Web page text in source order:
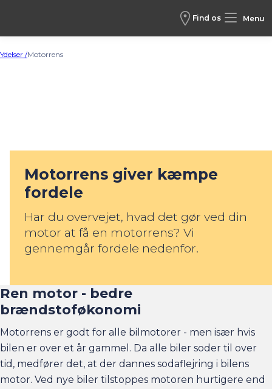
Find os Menu
Ydelser /Motorrens
Motorrens giver kæmpe
fordele
Har du overvejet, hvad det gør ved din
motor at få en motorrens? Vi
gennemgår fordele nedenfor.
Ren motor - bedre
brændstoføkonomi
Motorrens er godt for alle bilmotorer - men især hvis
bilen er over et år gammel. Da alle biler soder til over
tid, medfører det, at der dannes sodaflejring i bilens
motor. Ved nye biler tilstoppes motoren hurtigere end